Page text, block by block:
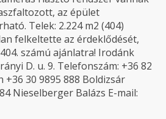
az épület
Telek: 2.224 m2 (404)
felkeltette az érdeklődését,
számú ajánlatra! Irodánk
D. u. 9. Telefonszám: +36 82
+36 30 9895 888 Boldizsár
Nieselberger Balázs E-mail: